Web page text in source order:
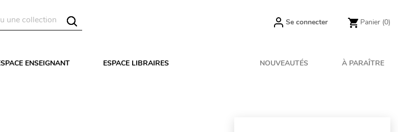
Se connecter Panier (0)
ENSEIGNANT ESPACE LIBRAIRES NOUVEAUTÉS À PARAÎTRE